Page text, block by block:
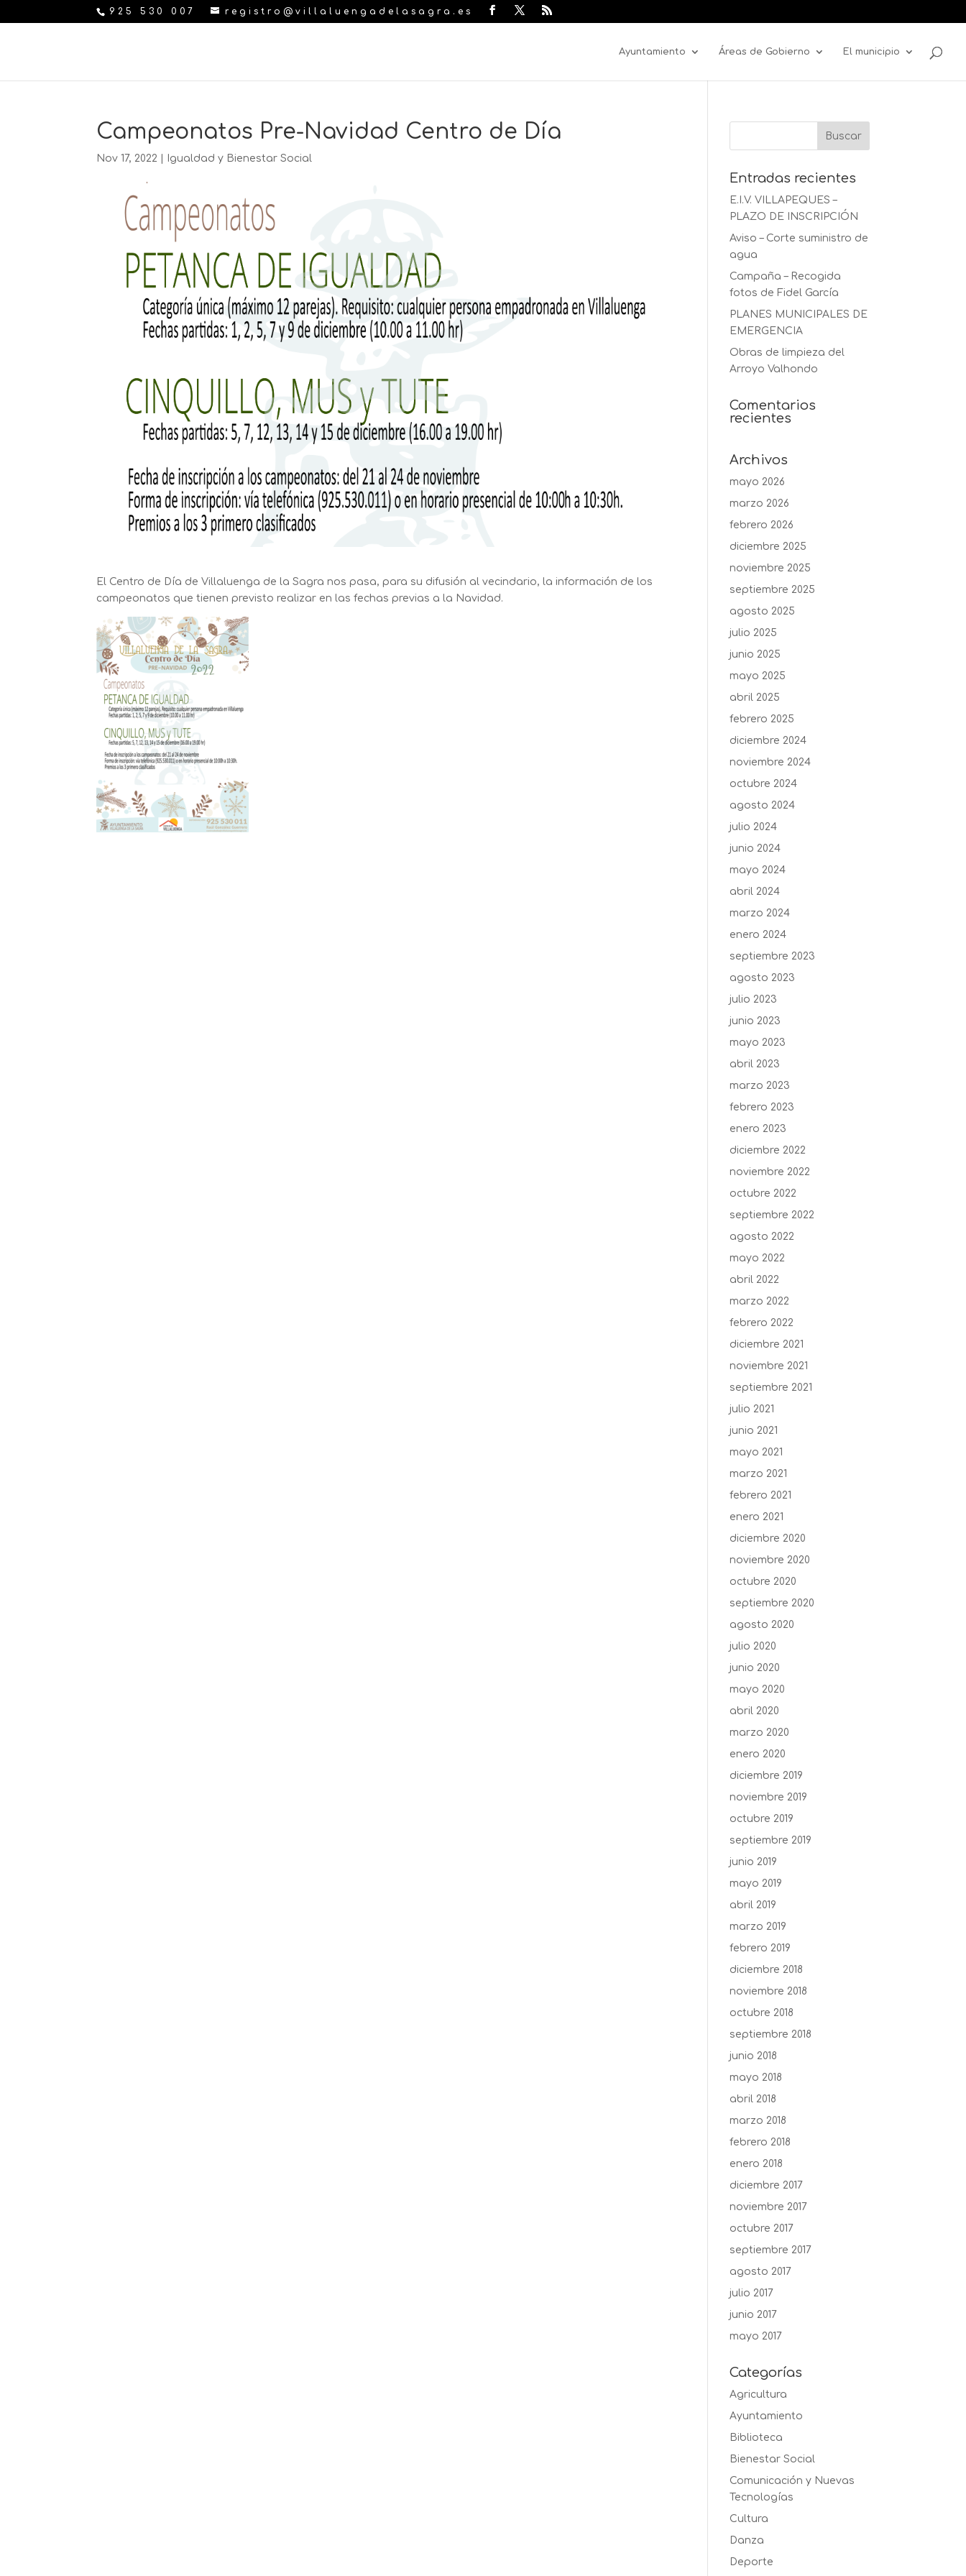
925 530 007 registro@villaluengadelasagra.es
Ayuntamiento Áreas de Gobierno El municipio
Campeonatos Pre-Navidad Centro de Día
Nov 17, 2022 Igualdad y Bienestar Social
El Centro de Día de Villaluenga de la Sagra nos pasa, para su difusión al vecindario, la información de los
campeonatos que tienen previsto realizar en las fechas previas a la Navidad.
Entradas recientes
E.I.V. VILLAPEQUES –
PLAZO DE INSCRIPCIÓN
Aviso – Corte suministro de
agua
Campaña – Recogida
fotos de Fidel García
PLANES MUNICIPALES DE
EMERGENCIA
Obras de limpieza del
Arroyo Valhondo
Comentarios
recientes
Archivos
mayo 2026
marzo 2026
febrero 2026
diciembre 2025
noviembre 2025
septiembre 2025
agosto 2025
julio 2025
junio 2025
mayo 2025
abril 2025
febrero 2025
diciembre 2024
noviembre 2024
octubre 2024
agosto 2024
julio 2024
junio 2024
mayo 2024
abril 2024
marzo 2024
enero 2024
septiembre 2023
agosto 2023
julio 2023
junio 2023
mayo 2023
abril 2023
marzo 2023
febrero 2023
enero 2023
diciembre 2022
noviembre 2022
octubre 2022
septiembre 2022
agosto 2022
mayo 2022
abril 2022
marzo 2022
febrero 2022
diciembre 2021
noviembre 2021
septiembre 2021
julio 2021
junio 2021
mayo 2021
marzo 2021
febrero 2021
enero 2021
diciembre 2020
noviembre 2020
octubre 2020
septiembre 2020
agosto 2020
julio 2020
junio 2020
mayo 2020
abril 2020
marzo 2020
enero 2020
diciembre 2019
noviembre 2019
octubre 2019
septiembre 2019
junio 2019
mayo 2019
abril 2019
marzo 2019
febrero 2019
diciembre 2018
noviembre 2018
octubre 2018
septiembre 2018
junio 2018
mayo 2018
abril 2018
marzo 2018
febrero 2018
enero 2018
diciembre 2017
noviembre 2017
octubre 2017
septiembre 2017
agosto 2017
julio 2017
junio 2017
mayo 2017
Categorías
Agricultura
Ayuntamiento
Biblioteca
Bienestar Social
Comunicación y Nuevas
Tecnologías
Cultura
Danza
Deporte